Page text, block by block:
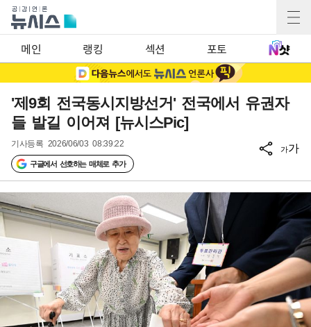
메인 랭킹 섹션 포토
'제9회 전국동시지방선거' 전국에서 유권자
들 발길 이어져 [뉴시스Pic]
기사등록 2026/06/03 08:39:22
구글에서 선호하는 매체로 추가
가가